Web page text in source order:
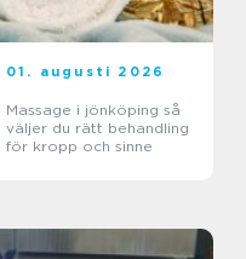
01. augusti 2026
Massage i jönköping så
väljer du rätt behandling
för kropp och sinne